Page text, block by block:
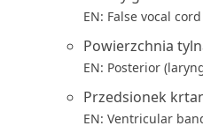
EN: False vocal cord
Powierzchnia
EN: Posterior
Przedsionek
EN: Ventricular